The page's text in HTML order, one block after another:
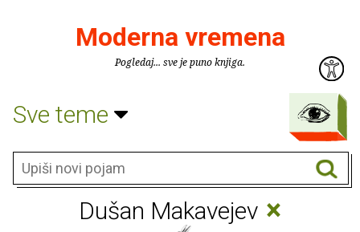
Moderna vremena
Pogledaj... sve je puno knjiga.
Sve teme
Dušan Makavejev ×